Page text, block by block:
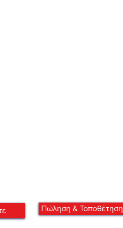
Πώληση & Τοποθέτηση